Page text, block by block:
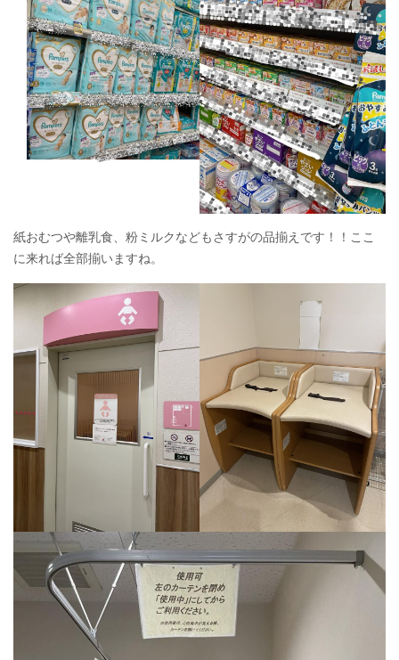
紙おむつや離乳食、粉ミルクなどもさすがの品揃えです！！ここ
に来れば全部揃いますね。